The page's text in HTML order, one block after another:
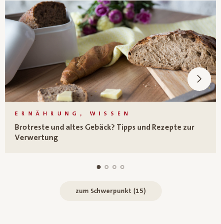
ERNÄHRUNG, WISSEN
Brotreste und altes Gebäck? Tipps und Rezepte zur
Verwertung
zum Schwerpunkt (15)